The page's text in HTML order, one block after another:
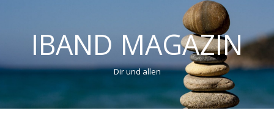
IBAND MAGAZIN
Dir und allen